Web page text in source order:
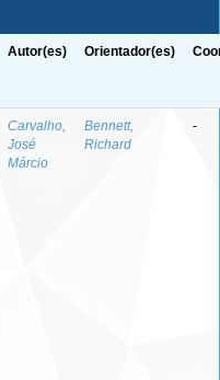
Autor(es) Orientador(es)
Carvalho,
José
Márcio
Bennett,
Richard
-